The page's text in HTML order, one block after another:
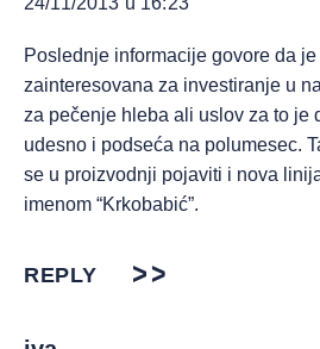
Poslednje informacije govore da je
zainteresovana za investiranje u
za pečenje hleba ali uslov za to je
udesno i podseća na polumesec.
se u proizvodnji pojaviti i nova
imenom “Krkobabić”.
REPLY